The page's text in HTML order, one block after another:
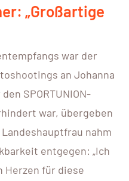
„Großartige
war der
an Johanna
SPORTUNION-
war, übergeben
nahm
entgegen: „Ich
Herzen für diese